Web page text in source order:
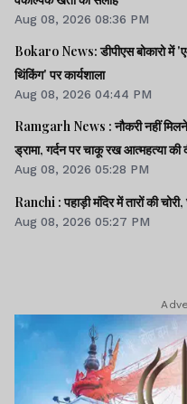
Aug 08, 2026 08:36 PM
Bokaro News: डीपीएस बोकारो
थिंकिंग' पर कार्यशाला
Aug 08, 2026 04:44 PM
Ramgarh News : नौकरी नहीं
ड्रामा, गर्दन पर चाकू रख आत्महत्या की
Aug 08, 2026 05:28 PM
Ranchi : पहाड़ी मंदिर में तारों की
Aug 08, 2026 05:27 PM